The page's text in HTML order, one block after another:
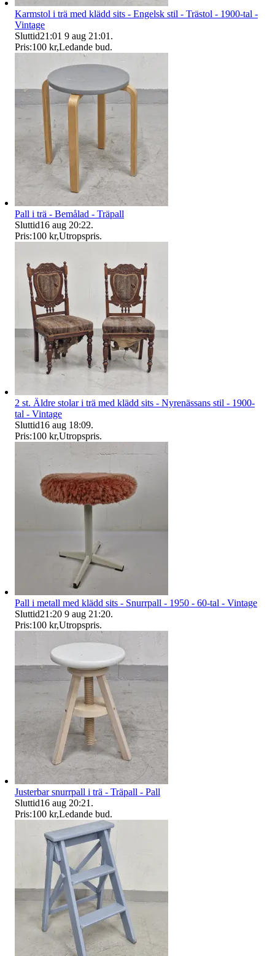
Karmstol i trä med klädd sits - Engelsk stil - Trästol - 1900-tal -
Vintage
Sluttid21:01 9 aug 21:01 .
Pris:100 kr,Ledande bud.
Pall i trä - Bemålad - Träpall
Sluttid16 aug 20:22.
Pris:100 kr,Utropspris.
2 st. Äldre stolar i trä med klädd sits - Nyrenässans stil - 1900-
tal - Vintage
Sluttid16 aug 18:09.
Pris:100 kr,Utropspris.
Pall i metall med klädd sits - Snurrpall - 1950 - 60-tal - Vintage
Sluttid21:20 9 aug 21:20.
Pris:100 kr,Utropspris.
Justerbar snurrpall i trä - Träpall - Pall
Sluttid16 aug 20:21 .
Pris:100 kr,Ledande bud.